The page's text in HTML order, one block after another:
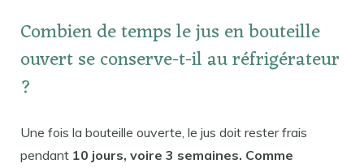
Combien de temps le jus en bouteille
ouvert se conserve-t-il au réfrigérateur
?
Une fois la bouteille ouverte, le jus doit rester frais
pendant 10 jours, voire 3 semaines. Comme